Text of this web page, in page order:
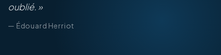
oublié. »
— Édouard Herriot